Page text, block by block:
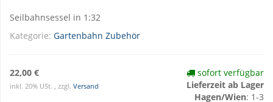
Seilbahnsessel in 1:32
Kategorie: Gartenbahn Zubehör
22,00 €
inkl. 20% USt. , zzgl. Versand
sofort verfügbar
Lieferzeit ab Lager
Hagen/Wien: 1-3